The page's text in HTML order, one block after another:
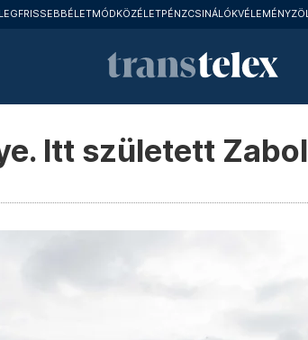
LEGFRISSEBBÉLETMÓDKÖZÉLETPÉNZCSINÁLÓKVÉLEMÉNY
Itt született